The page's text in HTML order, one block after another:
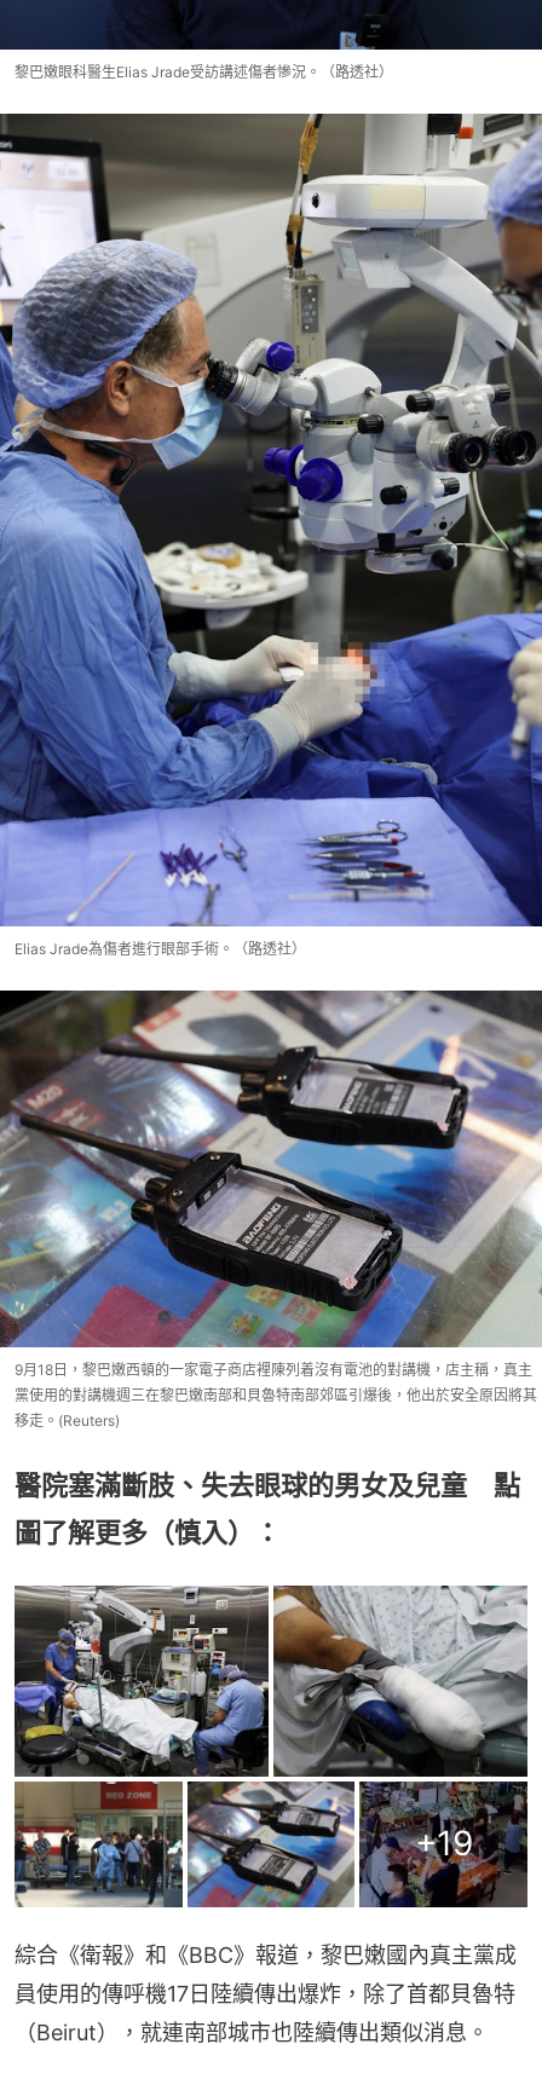
黎巴嫩眼科醫生Elias Jrade受訪講述傷者慘況。（路透社）
Elias Jrade為傷者進行眼部手術。（路透社）
9月18日，黎巴嫩西頓的一家電子商店裡陳列着沒有電池的對講機，店主稱，真主
黨使用的對講機週三在黎巴嫩南部和貝魯特南部郊區引爆後，他出於安全原因將其
移走。(Reuters)
醫院塞滿斷肢、失去眼球的男女及兒童 點
圖了解更多（慎入）：
+19
綜合《衛報》和《BBC》報道，黎巴嫩國內真主黨成
員使用的傳呼機17日陸續傳出爆炸，除了首都貝魯特
（Beirut），就連南部城市也陸續傳出類似消息。